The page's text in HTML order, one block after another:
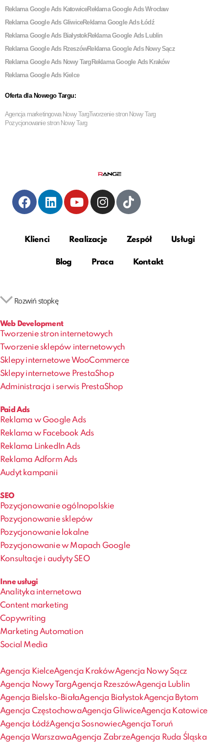
Reklama Google Ads KatowiceReklama Google Ads Wrocław
Reklama Google Ads GliwiceReklama Google Ads Łódź
Reklama Google Ads BiałystokReklama Google Ads Lublin
Reklama Google Ads RzeszówReklama Google Ads Nowy Sącz
Reklama Google Ads Nowy Targ Reklama Google Ads Kraków
Reklama Google Ads Kielce
Oferta dla Nowego Targu:
Agencja marketingowa Nowy TargTworzenie stron Nowy Targ
Pozycjonowanie stron Nowy Targ
Klienci Realizacje Zespół Usługi
Blog Praca Kontakt
Rozwiń stopkę
Web Development
Tworzenie stron internetowych
Tworzenie sklepów internetowych
Sklepy internetowe WooCommerce
Sklepy internetowe PrestaShop
Administracja i serwis PrestaShop
Paid Ads
Reklama w Google Ads
Reklama w Facebook Ads
Reklama LinkedIn Ads
Reklama Adform Ads
Audyt kampanii
SEO
Pozycjonowanie ogólnopolskie
Pozycjonowanie sklepów
Pozycjonowanie lokalne
Pozycjonowanie w Mapach Google
Konsultacje i audyty SEO
Inne usługi
Analityka internetowa
Content marketing
Copywriting
Marketing Automation
Social Media
Agencja KielceAgencja KrakówAgencja Nowy Sącz
Agencja Nowy TargAgencja RzeszówAgencja Lublin
Agencja Bielsko-BiałaAgencja BiałystokAgencja Bytom
Agencja CzęstochowaAgencja GliwiceAgencja Katowice
Agencja ŁódźAgencja SosnowiecAgencja Toruń
Agencja WarszawaAgencja ZabrzeAgencja Ruda Śląska